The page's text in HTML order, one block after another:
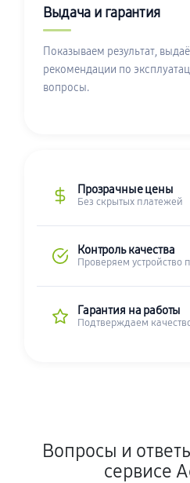
Выдача и гарантия
Показываем результат,
рекомендации по
вопросы.
Прозрачные цены
Без скрытых платежей
Контроль качества
Проверяем устройство
Гарантия на работы
Подтверждаем
Вопросы и
сервисе